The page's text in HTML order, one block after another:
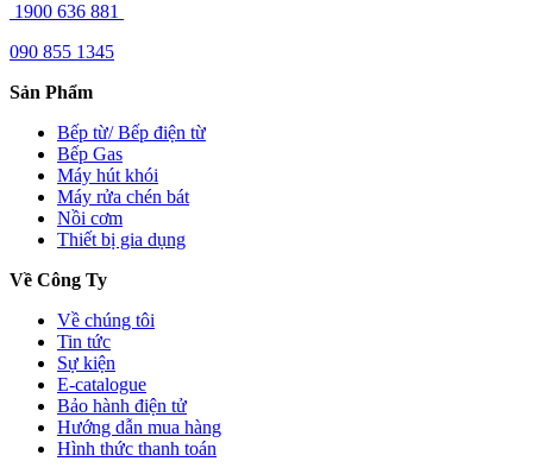
1900 636 881
090 855 1345
Sản Phẩm
Bếp từ/ Bếp điện từ
Bếp Gas
Máy hút khói
Máy rửa chén bát
Nồi cơm
Thiết bị gia dụng
Về Công Ty
Về chúng tôi
Tin tức
Sự kiện
E-catalogue
Bảo hành điện tử
Hướng dẫn mua hàng
Hình thức thanh toán